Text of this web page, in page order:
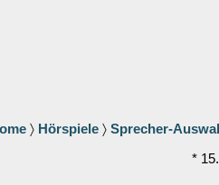
〉 Hörspiele 〉 Sprecher-
*